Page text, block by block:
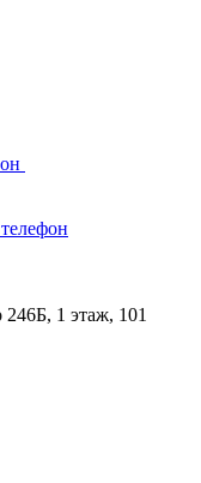
1 этаж, 101